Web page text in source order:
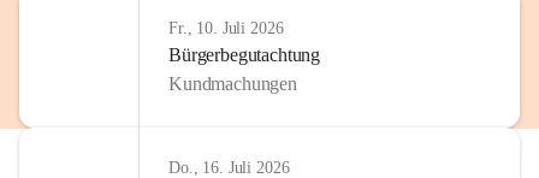
Fr., 10. Juli 2026
Bürgerbegutachtung
Kundmachungen
Do., 16. Juli 2026